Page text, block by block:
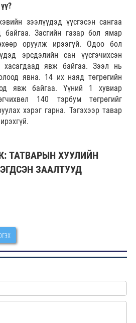
зээлүүдэд үүсгэсэн сангаа
байгаа. Засгийн газар бол ямар
оруулж ирээгүй. Одоо бол
эрсдэлийн сан үүсгэчихсэн
хасагдаад явж байгаа. Зээл нь
явна. 14 их наяд төгрөгийн
явж байгаа. Үүний 1 хувиар
140 тэрбум төгрөгийг
хэрэг гарна. Тэгэхээр тавар
ТАТВАРЫН ХУУЛИЙН
ЗААЛТУУД